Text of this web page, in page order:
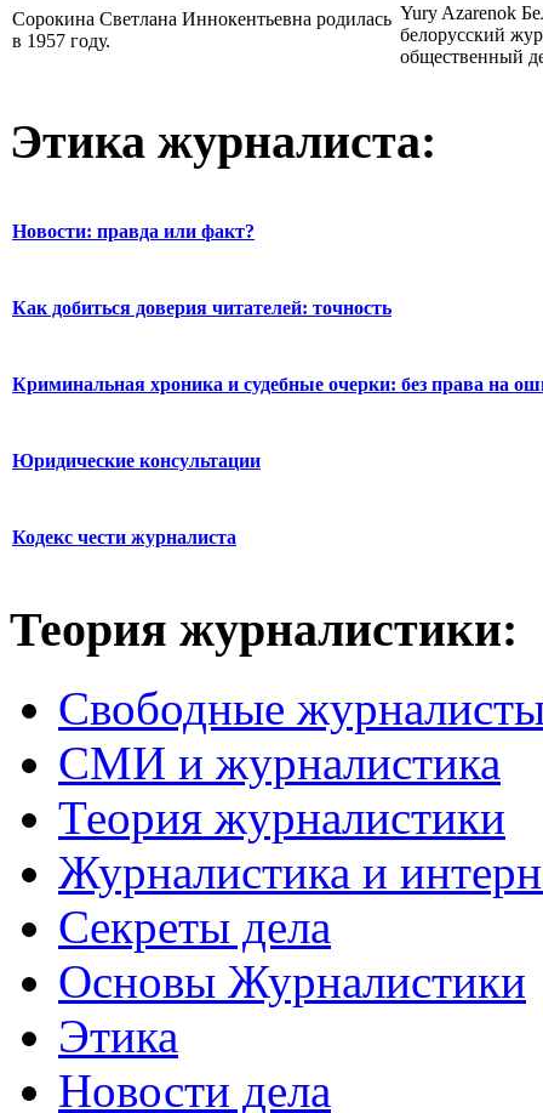
Сорокина Светлана Иннокентьевна родилась
в 1957 году.
Yury Azarenok
белорусский
общественный
Этика журналиста:
Новости: правда или факт?
Как добиться доверия читателей: точность
Криминальная хроника и судебные очерки: без права на
Юридические консультации
Кодекс чести журналиста
Теория журналистики:
Свободные
СМИ и журналистика
Теория журналистики
Журналистика и
Секреты дела
Основы Журналистики
Этика
Новости дела